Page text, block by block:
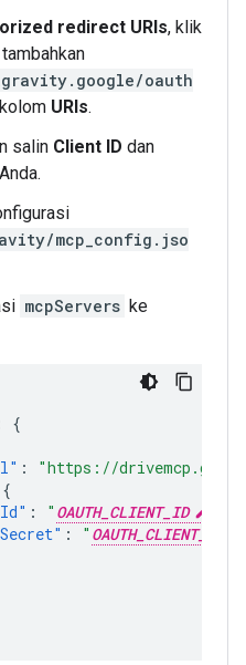
redirect URIs, klik
oauth
URIs.
salin Client ID dan
Anda.
mcp_config.jso
mcpServers ke
{
:
"https://
{
: " OAUTH_CLIENT_ID
: "